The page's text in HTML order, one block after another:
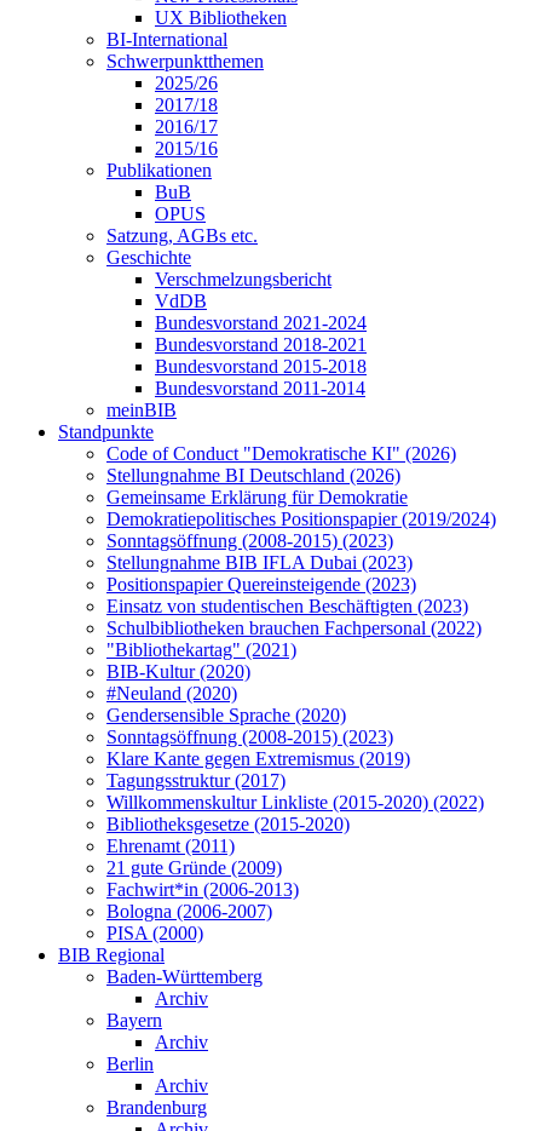
UX Bibliotheken
BI-International
Schwerpunktthemen
2025/26
2017/18
2016/17
2015/16
Publikationen
BuB
OPUS
Satzung, AGBs etc.
Geschichte
Verschmelzungsbericht
VdDB
Bundesvorstand 2021-2024
Bundesvorstand 2018-2021
Bundesvorstand 2015-2018
Bundesvorstand 2011-2014
meinBIB
Standpunkte
Code of Conduct "Demokratische KI" (2026)
Stellungnahme BI Deutschland (2026)
Gemeinsame Erklärung für Demokratie
Demokratiepolitisches Positionspapier (2019/2024)
Sonntagsöffnung (2008-2015) (2023)
Stellungnahme BIB IFLA Dubai (2023)
Positionspapier Quereinsteigende (2023)
Einsatz von studentischen Beschäftigten (2023)
Schulbibliotheken brauchen Fachpersonal (2022)
"Bibliothekartag" (2021)
BIB-Kultur (2020)
#Neuland (2020)
Gendersensible Sprache (2020)
Sonntagsöffnung (2008-2015) (2023)
Klare Kante gegen Extremismus (2019)
Tagungsstruktur (2017)
Willkommenskultur Linkliste (2015-2020) (2022)
Bibliotheksgesetze (2015-2020)
Ehrenamt (2011)
21 gute Gründe (2009)
Fachwirt*in (2006-2013)
Bologna (2006-2007)
PISA (2000)
BIB Regional
Baden-Württemberg
Archiv
Bayern
Archiv
Berlin
Archiv
Brandenburg